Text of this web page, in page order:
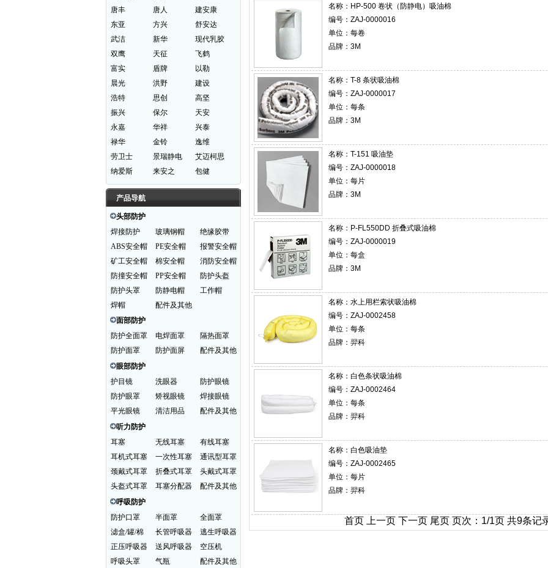
唐丰
唐人
建安康
东亚
方兴
舒安达
武洁
新华
现代乳胶
双鹰
天征
飞鹤
富实
盾牌
以勒
晨光
洪野
建设
浩特
思创
高坚
振兴
保尔
天安
永嘉
华祥
兴泰
禄华
金铃
逸维
劳卫士
景瑞静电
艾迈柯思
纳爱斯
来安之 包健
产品导航
头部防护
焊接防护
玻璃钢帽
绝缘胶带
ABS安全帽
PE安全帽
报警安全帽
矿工安全帽
棉安全帽
消防安全帽
防撞安全帽
PP安全帽
防护头盔
防护头罩
防静电帽
工作帽
焊帽
配件及其他
面部防护
防护全面罩
电焊面罩
隔热面罩
防护面罩
防护面屏
配件及其他
眼部防护
护目镜
洗眼器
防护眼镜
防护眼罩
矫视眼镜
焊接眼镜
平光眼镜
清洁用品
配件及其他
听力防护
耳塞
无线耳塞
有线耳塞
耳机式耳塞
一次性耳塞
通讯型耳罩
颈戴式耳罩
折叠式耳罩
头戴式耳罩
头盔式耳罩
耳塞分配器
配件及其他
呼吸防护
防护口罩
半面罩
全面罩
滤盒/罐/棉
长管呼吸器
逃生呼吸器
正压呼吸器
送风呼吸器
空压机
呼吸头罩
气瓶
配件及其他
名称： HP-500 卷状（防静电）吸油棉
编号：ZAJ-0000016
单位：每卷
品牌：3M
名称： T-8 条状吸油棉
编号：ZAJ-0000017
单位：每条
品牌：3M
名称： T-151 吸油垫
编号：ZAJ-0000018
单位：每片
品牌：3M
名称： P-FL550DD 折叠式吸油棉
编号：ZAJ-0000019
单位：每盒
品牌：3M
名称： 水上用栏索状吸油棉
编号：ZAJ-0002458
单位：每条
品牌：羿科
名称： 白色条状吸油棉
编号：ZAJ-0002464
单位：每条
品牌：羿科
名称： 白色吸油垫
编号：ZAJ-0002465
单位：每片
品牌：羿科
首页 上一页 下一页 尾页 页次：1/1页 共9条记